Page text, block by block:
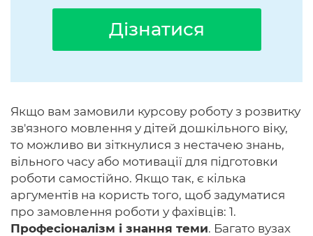
Дізнатися
Якщо вам замовили курсову роботу з розвитку
зв'язного мовлення у дітей дошкільного віку,
то можливо ви зіткнулися з нестачею знань,
вільного часу або мотивації для підготовки
роботи самостійно. Якщо так, є кілька
аргументів на користь того, щоб задуматися
про замовлення роботи у фахівців: 1.
Професіоналізм і знання теми. Багато вузах